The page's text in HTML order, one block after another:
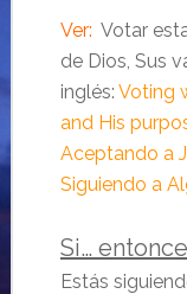
Ver: Votar
de Dios, Sus
inglés: Voting
and His
Aceptando a
Siguiendo a
Si…
Estás